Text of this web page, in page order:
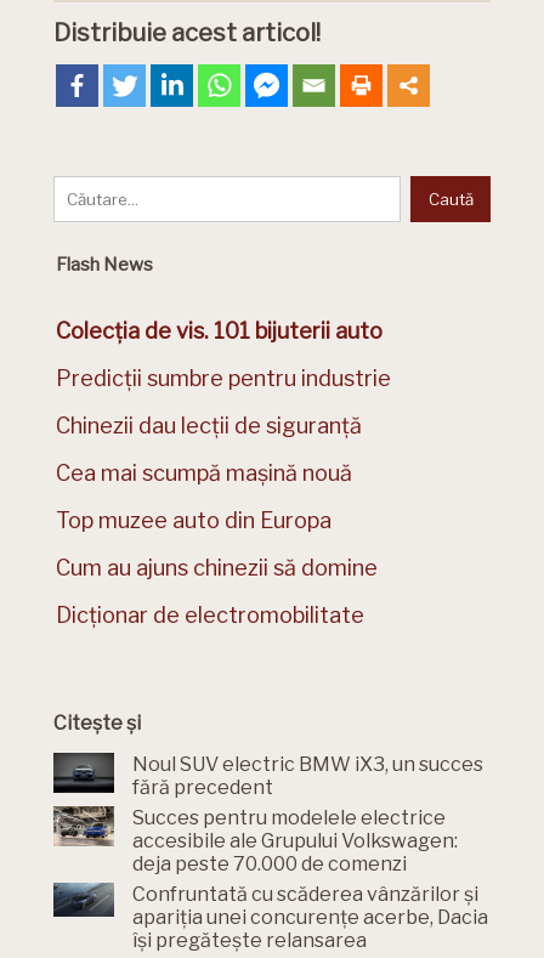
Distribuie acest articol!
Flash News
Colecția de vis. 101 bijuterii auto
Predicții sumbre pentru industrie
Chinezii dau lecții de siguranță
Cea mai scumpă mașină nouă
Top muzee auto din Europa
Cum au ajuns chinezii să domine
Dicționar de electromobilitate
Citește și
Noul SUV electric BMW iX3, un succes
fără precedent
Succes pentru modelele electrice
accesibile ale Grupului Volkswagen:
deja peste 70.000 de comenzi
Confruntată cu scăderea vânzărilor și
apariția unei concurențe acerbe, Dacia
își pregătește relansarea